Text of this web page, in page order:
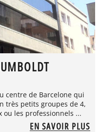
centre de Barcelone qui
très petits groupes de 4,
les professionnels ...
EN SAVOIR PLUS